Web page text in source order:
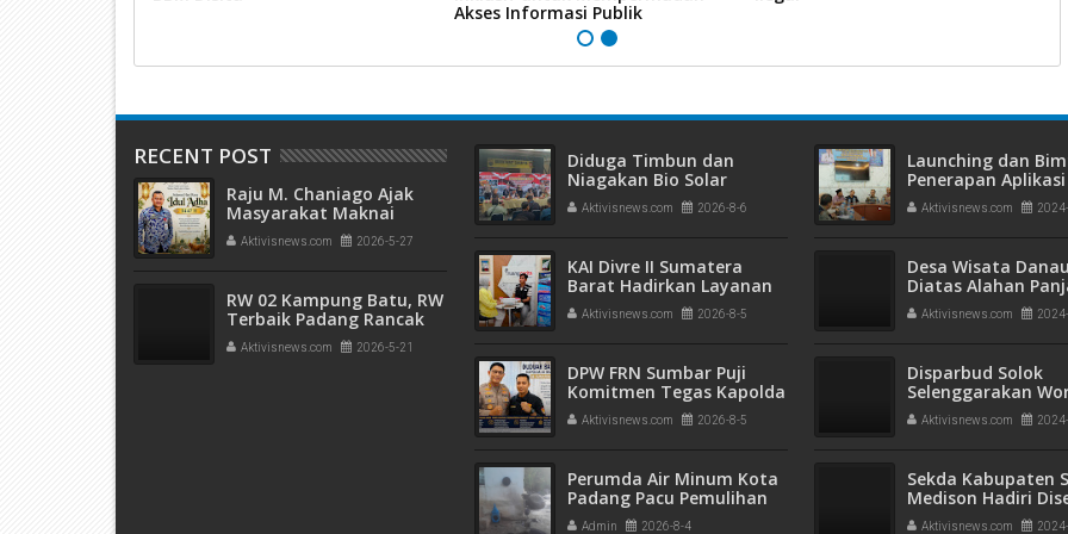
Akses Informasi Publik
RECENT POST
Raju M. Chaniago Ajak
Masyarakat Maknai
Semangat Kurban pada
Idul Adha 1447 H
Aktivisnews.com 2026-5-27
RW 02 Kampung Batu, RW
Terbaik Padang Rancak
Award 2026
Aktivisnews.com 2026-5-21
Diduga Timbun dan
Niagakan Bio Solar
Bersubsidi, Polisi
Amankan Pria di Koto
Disita
Aktivisnews.com 2026-8-6
KAI Divre II Sumatera
Barat Hadirkan Layanan
PPID yang Profesional,
Transparan, dan Inklusif
Akses Informasi Publik
Aktivisnews.com 2026-8-5
DPW FRN Sumbar Puji
Komitmen Tegas Kapolda
Sumbar Sikat Habis
Narkoba dan Tambang
Aktivisnews.com 2026-8-5
Perumda Air Minum Kota
Padang Pacu Pemulihan
Intake Pasca-Banjir
Admin 2026-8-4
Launching dan
Penerapan
APPS Solok
Aktivisnews.com
Desa Wisata Danau
Diatas Alahan
Raih Peringkat ke 2
2024
Aktivisnews.com
Disparbud Solok
Selenggarakan
Public Speaking
Learning English
Aktivisnews.com
Sekda Kabupaten
Medison Hadiri
Ranperda RPJPD
Aktivisnews.com